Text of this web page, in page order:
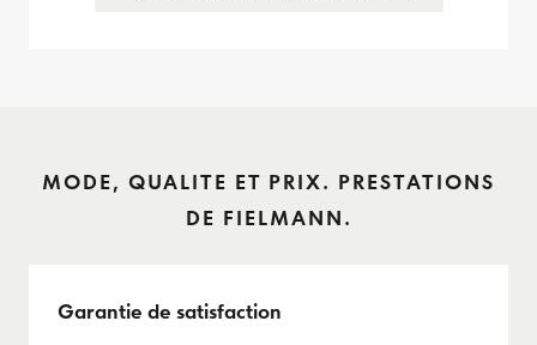
MODE, QUALITE ET PRIX. PRESTATIONS
DE FIELMANN.
Garantie de satisfaction